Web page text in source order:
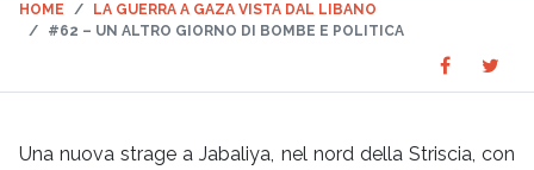
HOME
LA GUERRA A GAZA VISTA DAL LIBANO
#62 – UN ALTRO GIORNO DI BOMBE E POLITICA
Share
on
on
Una nuova strage a Jabaliya, nel nord della Striscia, con